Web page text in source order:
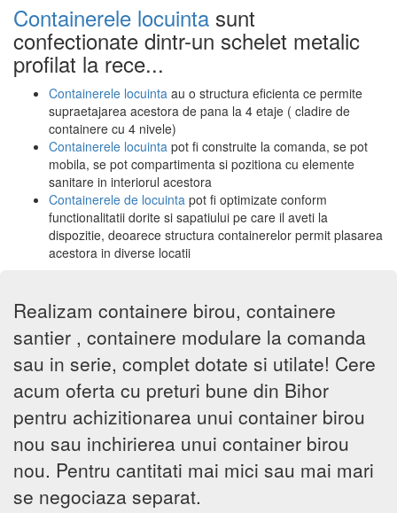
Containerele locuinta sunt
confectionate dintr-un schelet metalic
profilat la rece...
Containerele locuinta au o structura eficienta ce permite
supraetajarea acestora de pana la 4 etaje ( cladire de
containere cu 4 nivele)
Containerele locuinta pot fi construite la comanda, se pot
mobila, se pot compartimenta si pozitiona cu elemente
sanitare in interiorul acestora
Containerele de locuinta pot fi optimizate conform
functionalitatii dorite si sapatiului pe care il aveti la
dispozitie, deoarece structura containerelor permit plasarea
acestora in diverse locatii
Realizam containere birou, containere
santier , containere modulare la comanda
sau in serie, complet dotate si utilate! Cere
acum oferta cu preturi bune din Bihor
pentru achizitionarea unui container birou
nou sau inchirierea unui container birou
nou. Pentru cantitati mai mici sau mai mari
se negociaza separat.